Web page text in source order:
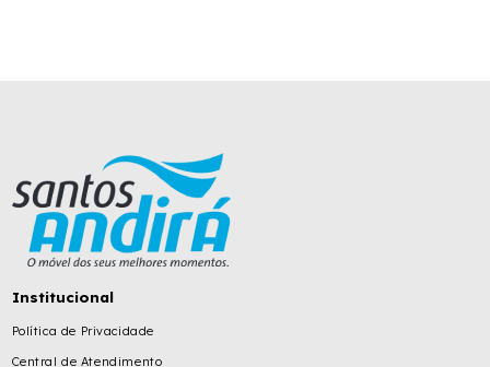
Institucional
Política de Privacidade
Central de Atendimento